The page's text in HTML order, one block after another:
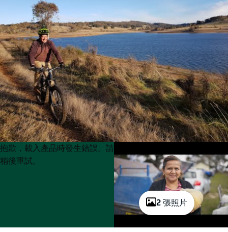
2 張照片
Product
List
Product
List
抱歉，載入產品時發生錯誤。請
稍後重試。